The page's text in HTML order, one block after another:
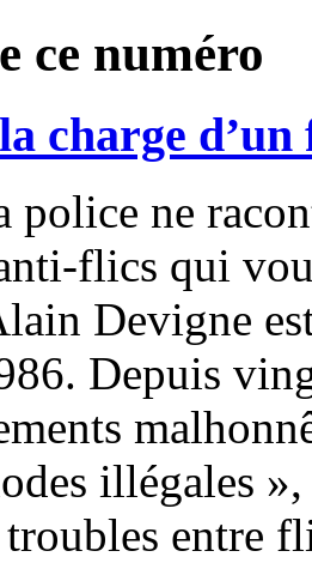
ce numéro
charge d’un
police ne
flics qui
Devigne
Depuis
illégales
entre